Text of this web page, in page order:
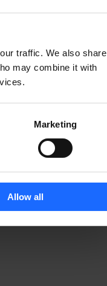
traffic. We also share
may combine it with
Marketing
Allow all